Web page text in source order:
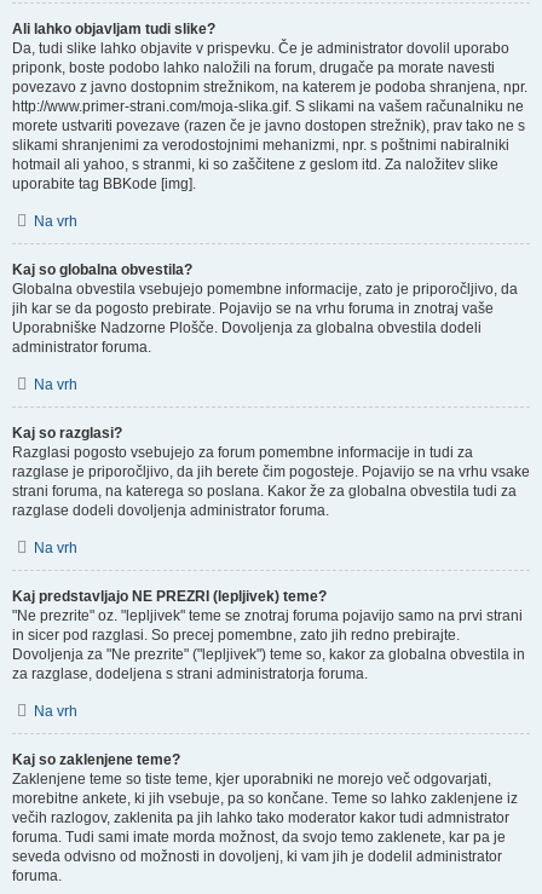
Ali lahko objavljam tudi slike?
Da, tudi slike lahko objavite v prispevku. Če je administrator dovolil uporabo
priponk, boste podobo lahko naložili na forum, drugače pa morate navesti
povezavo z javno dostopnim strežnikom, na katerem je podoba shranjena, npr.
http://www.primer-strani.com/moja-slika.gif. S slikami na vašem računalniku ne
morete ustvariti povezave (razen če je javno dostopen strežnik), prav tako ne s
slikami shranjenimi za verodostojnimi mehanizmi, npr. s poštnimi nabiralniki
hotmail ali yahoo, s stranmi, ki so zaščitene z geslom itd. Za naložitev slike
uporabite tag BBKode [img].
Na vrh
Kaj so globalna obvestila?
Globalna obvestila vsebujejo pomembne informacije, zato je priporočljivo, da
jih kar se da pogosto prebirate. Pojavijo se na vrhu foruma in znotraj vaše
Uporabniške Nadzorne Plošče. Dovoljenja za globalna obvestila dodeli
administrator foruma.
Na vrh
Kaj so razglasi?
Razglasi pogosto vsebujejo za forum pomembne informacije in tudi za
razglase je priporočljivo, da jih berete čim pogosteje. Pojavijo se na vrhu vsake
strani foruma, na katerega so poslana. Kakor že za globalna obvestila tudi za
razglase dodeli dovoljenja administrator foruma.
Na vrh
Kaj predstavljajo NE PREZRI (lepljivek) teme?
"Ne prezrite" oz. "lepljivek" teme se znotraj foruma pojavijo samo na prvi strani
in sicer pod razglasi. So precej pomembne, zato jih redno prebirajte.
Dovoljenja za "Ne prezrite" ("lepljivek") teme so, kakor za globalna obvestila in
za razglase, dodeljena s strani administratorja foruma.
Na vrh
Kaj so zaklenjene teme?
Zaklenjene teme so tiste teme, kjer uporabniki ne morejo več odgovarjati,
morebitne ankete, ki jih vsebuje, pa so končane. Teme so lahko zaklenjene iz
večih razlogov, zaklenita pa jih lahko tako moderator kakor tudi admnistrator
foruma. Tudi sami imate morda možnost, da svojo temo zaklenete, kar pa je
seveda odvisno od možnosti in dovoljenj, ki vam jih je dodelil administrator
foruma.